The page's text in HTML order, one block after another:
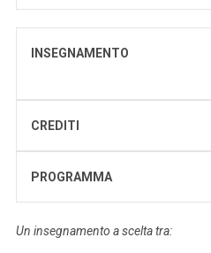
INSEGNAMENTO
CREDITI
PROGRAMMA
Un insegnamento a scelta tra: